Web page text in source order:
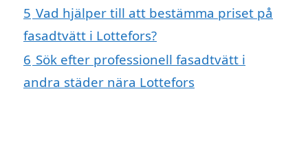
5 Vad hjälper till att bestämma priset på
fasadtvätt i Lottefors?
6 Sök efter professionell fasadtvätt i
andra städer nära Lottefors